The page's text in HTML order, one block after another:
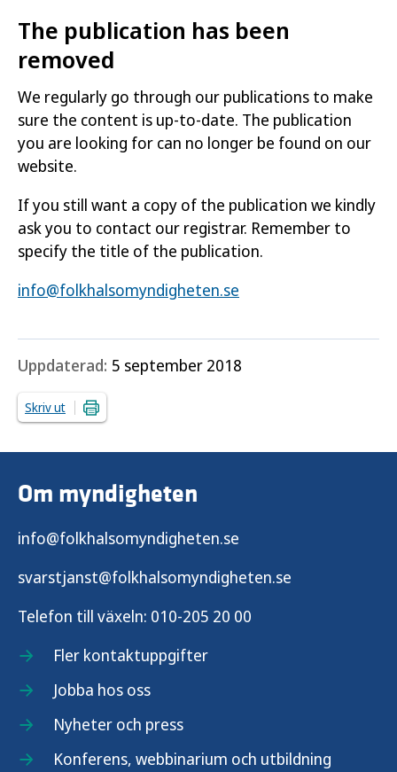
The publication has been
removed
We regularly go through our publications to make
sure the content is up-to-date. The publication
you are looking for can no longer be found on our
website.
If you still want a copy of the publication we kindly
ask you to contact our registrar. Remember to
specify the title of the publication.
info@folkhalsomyndigheten.se
Uppdaterad: 5 september 2018
Skriv ut
Om myndigheten
info@folkhalsomyndigheten.se
svarstjanst@folkhalsomyndigheten.se
Telefon till växeln: 010-205 20 00
Fler kontaktuppgifter
Jobba hos oss
Nyheter och press
Konferens, webbinarium och utbildning